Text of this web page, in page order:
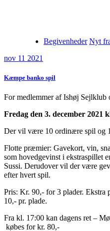
Begivenheder Nyt
nov 11 2021
Kæmpe banko spil
For medlemmer af Ishøj Sejlklub
Fredag den 3. december 2021
Der vil være 10 ordinære spil og
Flotte præmier: Gavekort, vin,
som hovedgevinst i ekstraspillet
Sussi. Derudover vil der være
efterhvert spil.
Pris: Kr. 90,- for 3 plader. Ekstra
10,- pr. plade.
Fra kl. 17:00 kan dagens ret –
købes for kr. 80,-